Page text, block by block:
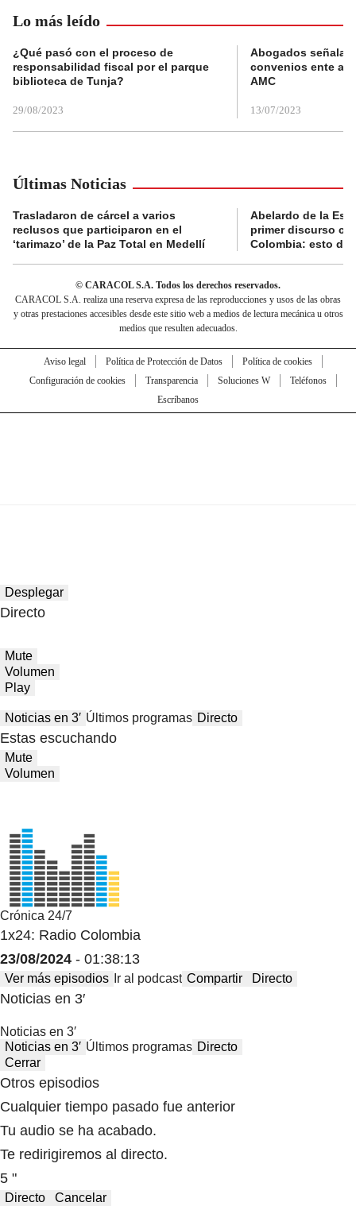
Lo más leído
¿Qué pasó con el proceso de
responsabilidad fiscal por el parque
biblioteca de Tunja?
29/08/2023
Abogados
convenios ente
AMC
13/07/2023
Últimas Noticias
Trasladaron de cárcel a varios
reclusos que participaron en el
‘tarimazo’ de la Paz Total en Medellí
Abelardo de la
primer discurso
Colombia: esto dijo
© CARACOL S.A. Todos los derechos reservados.
CARACOL S.A. realiza una reserva expresa de las reproducciones y usos de las obras
y otras prestaciones accesibles desde este sitio web a medios de lectura mecánica u otros
medios que resulten adecuados.
Aviso legal Política de Protección de Datos
Política de cookies
Configuración de cookies
Transparencia Soluciones W
Teléfonos
Escríbanos
Desplegar
Directo
Mute
Volumen
Play
Noticias en 3′ Últimos programas Directo
Estas escuchando
Mute
Volumen
Crónica 24/7
1x24: Radio Colombia
23/08/2024 - 01:38:13
Ver más episodios Ir al podcast Compartir Directo
Noticias en 3′
Noticias en 3′
Noticias en 3′ Últimos programas Directo
Cerrar
Otros episodios
Cualquier tiempo pasado fue anterior
Tu audio se ha acabado.
Te redirigiremos al directo.
5 "
Directo Cancelar